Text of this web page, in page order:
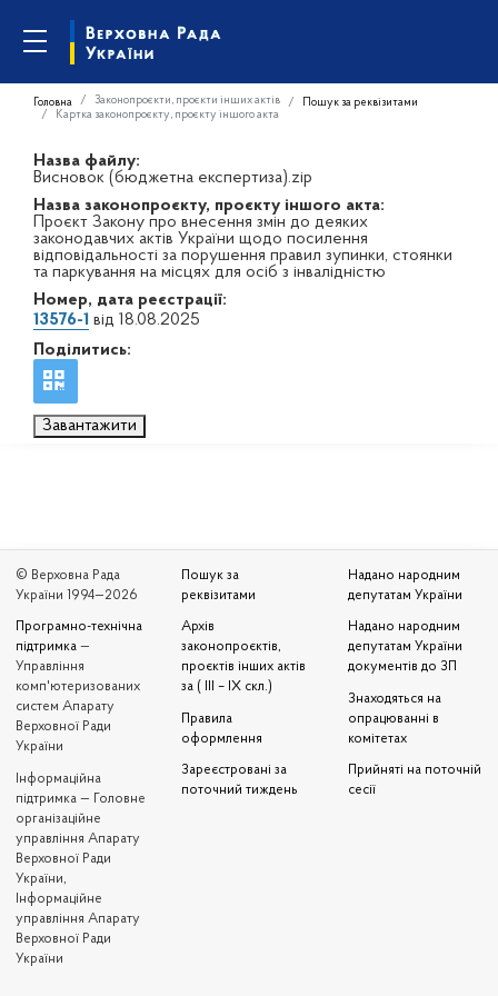
Головна Законопроєкти, проєкти інших актів
Пошук за реквізитами
Картка законопроєкту, проєкту іншого акта
Назва файлу:
Висновок (бюджетна експертиза).zip
Назва законопроєкту, проєкту іншого акта:
Проєкт Закону про внесення змін до деяких
законодавчих актів України щодо посилення
відповідальності за порушення правил зупинки, стоянки
та паркування на місцях для осіб з інвалідністю
Номер, дата реєстрації:
13576-1 від 18.08.2025
Поділитись:
Завантажити
© Верховна Рада
України 1994—2026
Програмно-технічна
підтримка —
Управління
комп'ютеризованих
систем Апарату
Верховної Ради
України
Iнформаційна
підтримка — Головне
організаційне
управління Апарату
Верховної Ради
України,
Інформаційне
управління Апарату
Верховної Ради
України
Пошук за
реквізитами
Архів
законопроєктів,
проєктів інших актів
за ( III – IX скл.)
Правила
оформлення
Зареєстровані за
поточний тиждень
Надано народним
депутатам України
Надано народним
депутатам України
документів до ЗП
Знаходяться на
опрацюванні в
комітетах
Прийняті на поточній
сесії